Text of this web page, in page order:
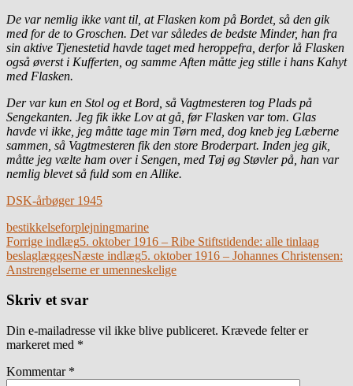
De var nemlig ikke vant til, at Flasken kom på Bordet, så den gik
med for de to Groschen. Det var således de bedste Minder, han fra
sin aktive Tjenestetid havde taget med heroppefra, derfor lå Flasken
også øverst i Kufferten, og samme Aften måtte jeg stille i hans Kahyt
med Flasken.
Der var kun en Stol og et Bord, så Vagtmesteren tog Plads på
Sengekanten. Jeg fik ikke Lov at gå, før Flasken var tom. Glas
havde vi ikke, jeg måtte tage min Tørn med, dog kneb jeg Læberne
sammen, så Vagtmesteren fik den store Broderpart. Inden jeg gik,
måtte jeg vælte ham over i Sengen, med Tøj øg Støvler på, han var
nemlig blevet så fuld som en Allike.
DSK-årbøger 1945
bestikkelseforplejningmarine
Indlægsnavigation
Forrige indlæg5. oktober 1916 – Ribe Stiftstidende: alle tinlaag
beslaglæggesNæste indlæg5. oktober 1916 – Johannes Christensen:
Anstrengelserne er umenneskelige
Skriv et svar
Din e-mailadresse vil ikke blive publiceret. Krævede felter er
markeret med *
Kommentar *